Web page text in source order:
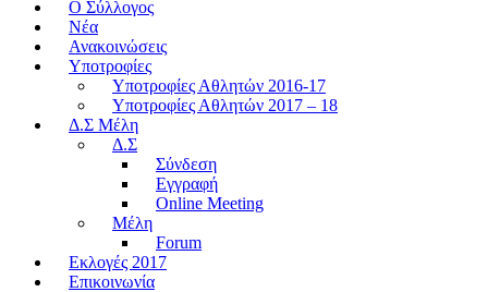
O Σύλλογος
Νέα
Ανακοινώσεις
Υποτροφίες
Υποτροφίες Αθλητών 2016-17
Υποτροφίες Αθλητών 2017 – 18
Δ.Σ Μέλη
Δ.Σ
Σύνδεση
Εγγραφή
Online Meeting
Μέλη
Forum
Εκλογές 2017
Επικοινωνία